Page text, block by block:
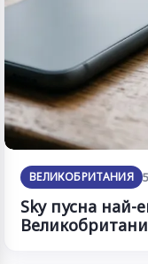
ВЕЛИКОБРИТАНИЯ
Sky пусна най-